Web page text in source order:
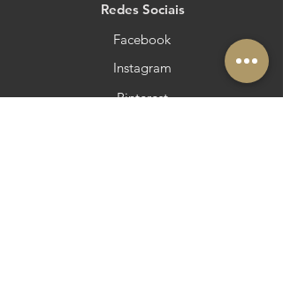
Redes Sociais
Facebook
Instagram
Pinterest